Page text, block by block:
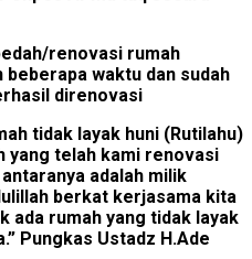
renovasi rumah
waktu dan sudah
direnovasi
tidak layak huni (Rutilahu)
yang telah kami renovasi
adalah milik
berkat kerjasama kita
ada rumah yang tidak layak
Pungkas Ustadz H.Ade